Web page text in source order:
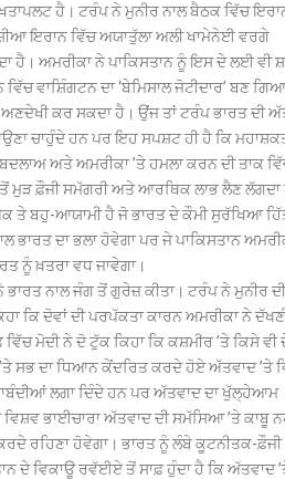
ਹੈ। ਟਰੰਪ ਨੇ ਮੁਨੀਰ ਨਾਲ ਬੈਠਕ ਵਿੱਚ
ਸ਼ੀਆ ਇਰਾਨ ਵਿੱਚ ਅਯਾਤੁੱਲਾ ਅਲੀ ਖਾਮੇਨੇਈ ਵਰਗੇ
ਹੈ। ਅਮਰੀਕਾ ਨੇ ਪਾਕਿਸਤਾਨ ਨੂੰ ਇਸ ਦੇ ਲਈ ਵੀ
ਵਾਸ਼ਿੰਗਟਨ ਦਾ ‘ਬੇਮਿਸਾਲ ਜੋਟੀਦਾਰ’ ਬਣ
ਕਰ ਸਕਦਾ ਹੈ। ਉਂਜ ਤਾਂ ਟਰੰਪ ਭਾਰਤ ਦੀ
ਚਾਹੁੰਦੇ ਹਨ ਪਰ ਇਹ ਸਪਸ਼ਟ ਹੀ ਹੈ ਕਿ
ਅਤੇ ਅਮਰੀਕਾ ’ਤੇ ਹਮਲਾ ਕਰਨ ਦੀ ਤਾਕ
ਮੁੜ ਫ਼ੌਜੀ ਸਮੱਗਰੀ ਅਤੇ ਆਰਥਿਕ ਲਾਭ ਲੈਣ ਲੱਗਦਾ
ਤੇ ਬਹੁ-ਆਯਾਮੀ ਹੈ ਜੋ ਭਾਰਤ ਦੇ ਕੌਮੀ ਸੁਰੱਖਿਆ
ਭਾਰਤ ਦਾ ਭਲਾ ਹੋਵੇਗਾ ਪਰ ਜੇ ਪਾਕਿਸਤਾਨ
ਨੂੰ ਖ਼ਤਰਾ ਵਧ ਜਾਵੇਗਾ।
ਨਾਲ ਜੰਗ ਤੋਂ ਗੁਰੇਜ਼ ਕੀਤਾ। ਟਰੰਪ ਨੇ ਮੁਨੀਰ ਦੀ
ਕਿ ਦੋਵਾਂ ਦੀ ਪਰਪੱਕਤਾ ਕਾਰਨ ਅਮਰੀਕਾ ਨੇ
ਮੋਦੀ ਨੇ ਦੋ ਟੁੱਕ ਕਿਹਾ ਕਿ ਕਸ਼ਮੀਰ ’ਤੇ ਕਿਸੇ ਵੀ
ਸਭ ਦਾ ਧਿਆਨ ਕੇਂਦਰਿਤ ਕਰਦੇ ਹੋਏ ਅੱਤਵਾਦ ’ਤੇ
ਲਗਾ ਦਿੰਦੇ ਹਨ ਪਰ ਅੱਤਵਾਦ ਦਾ ਖੁੱਲ੍ਹੇਆਮ
ਭਾਈਚਾਰਾ ਅੱਤਵਾਦ ਦੀ ਸਮੱਸਿਆ ’ਤੇ ਕਾਬੂ
ਰਹਿਣਾ ਹੋਵੇਗਾ। ਭਾਰਤ ਨੂੰ ਲੰਬੇ ਕੂਟਨੀਤਕ-ਫ਼ੌਜੀ
ਦੇ ਵਿਕਾਊ ਰਵੱਈਏ ਤੋਂ ਸਾਫ਼ ਹੁੰਦਾ ਹੈ ਕਿ ਅੱਤਵਾਦ